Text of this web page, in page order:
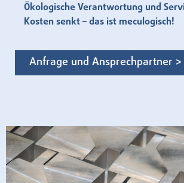
Ökologische Verantwortung und
Kosten senkt – das ist meculogisch!
Anfrage und Ansprechpartner >